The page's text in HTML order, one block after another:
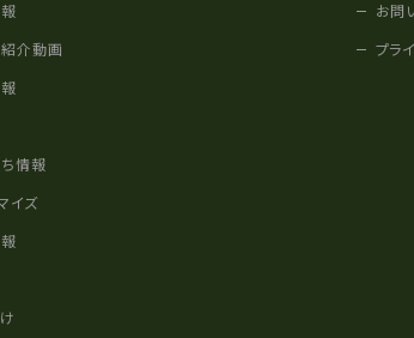
介動画
情報
イズ
お問
プラ